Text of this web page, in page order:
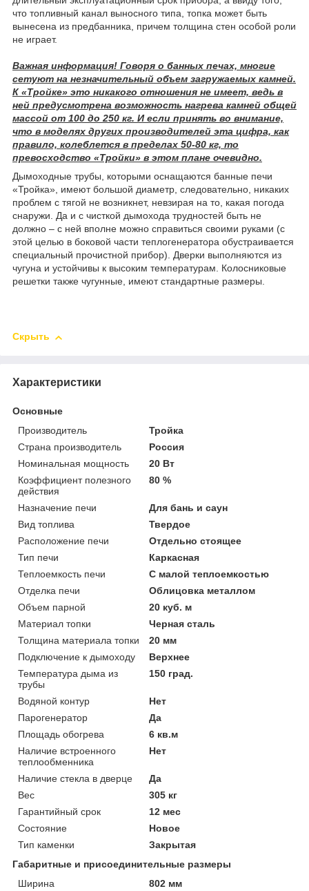
что топливный канал выносного типа, топка может быть
вынесена из предбанника, причем толщина стен особой роли
не играет.
Важная информация! Говоря о банных печах, многие
сетуют на незначительный объем загружаемых камней.
К «Тройке» это никакого отношения не имеет, ведь в
ней предусмотрена возможность нагрева камней общей
массой от 100 до 250 кг. И если принять во внимание,
что в моделях других производителей эта цифра, как
правило, колеблется в пределах 50-80 кг, то
превосходство «Тройки» в этом плане очевидно.
Дымоходные трубы, которыми оснащаются банные печи
«Тройка», имеют большой диаметр, следовательно, никаких
проблем с тягой не возникнет, невзирая на то, какая погода
снаружи. Да и с чисткой дымохода трудностей быть не
должно – с ней вполне можно справиться своими руками (с
этой целью в боковой части теплогенератора обустраивается
специальный прочистной прибор). Дверки выполняются из
чугуна и устойчивы к высоким температурам. Колосниковые
решетки также чугунные, имеют стандартные размеры.
Скрыть
Характеристики
Основные
Производитель
Тройка
Страна производитель
Россия
Номинальная мощность
20 Вт
Коэффициент полезного
действия
80 %
Назначение печи
Для бань и саун
Вид топлива
Твердое
Расположение печи
Отдельно стоящее
Тип печи
Каркасная
Теплоемкость печи
С малой теплоемкостью
Отделка печи
Облицовка металлом
Объем парной
20 куб. м
Материал топки
Черная сталь
Толщина материала топки
20 мм
Подключение к дымоходу
Верхнее
Температура дыма из
трубы
150 град.
Водяной контур
Нет
Парогенератор
Да
Площадь обогрева
6 кв.м
Наличие встроенного
теплообменника
Нет
Наличие стекла в дверце
Да
Вес
305 кг
Гарантийный срок
12 мес
Состояние
Новое
Тип каменки
Закрытая
Габаритные и присоединительные размеры
Ширина
802 мм